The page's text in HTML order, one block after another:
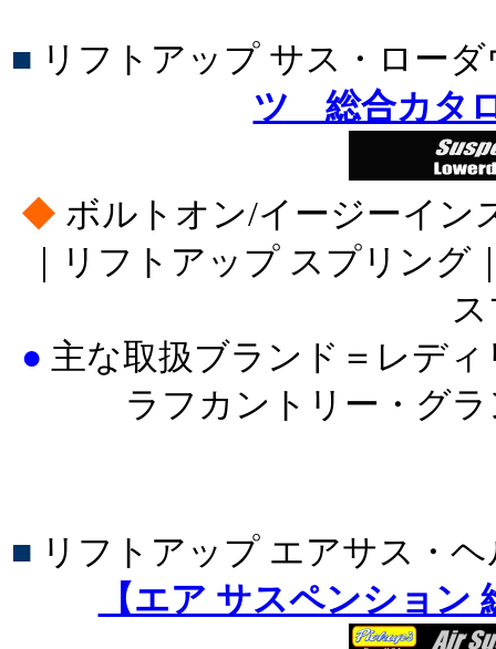
■ リフトアップ サス・ロー
ツ 総合カタ
◆ ボルトオン/イージーイン
｜リフトアップ スプリン
● 主な取扱ブランド＝レデ
ラフカントリー・グ
■ リフトアップ エアサス・
【エア サスペンション